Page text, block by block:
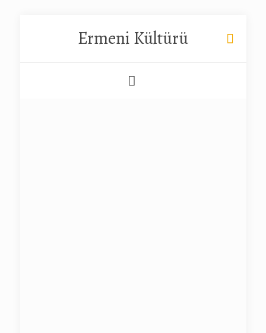
Ermeni Kültürü